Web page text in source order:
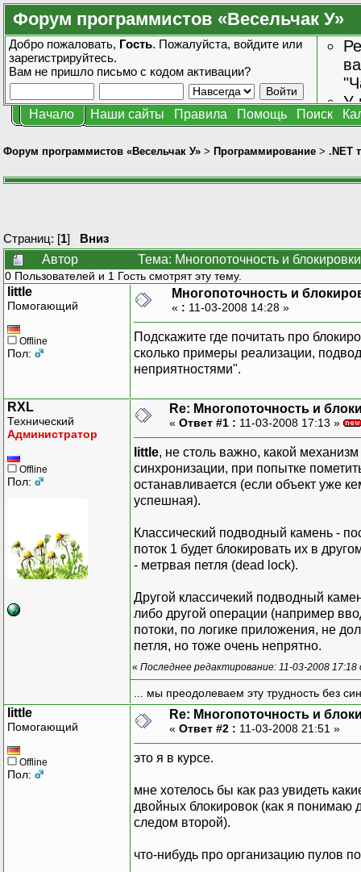
Форум программистов «Весельчак У»
Добро пожаловать, Гость. Пожалуйста, войдите или
зарегистрируйтесь.
Вам не пришло письмо с кодом активации?
У
Начало Наши сайты Правила Помощь Поиск
Форум программистов «Весельчак У» > Программирование > .NET
Страниц: [1] Вниз
Автор
Тема: Многопоточность и
0 Пользователей и 1 Гость смотрят эту тему.
little
Помогающий
Offline
Пол:
Многопоточность и
« : 11-03-2008 14:28 »
Подскажите где почитать про
сколько примеры реализации,
неприятностями".
RXL
Технический
Администратор
Offline
Пол:
Re: Многопоточность и
« Ответ #1 : 11-03-2008 17:13 »
little, не столь важно, какой
синхронизации, при попытке
останавливается (если объект уже
успешная).
Классический подводный камень -
поток 1 будет блокировать их в
- метрвая петля (dead lock).
Другой классичекий подводный
либо другой операции (например
потоки, по логике приложения, не
петля, но тоже очень непрятно.
« Последнее редактирование: 11-03-2008 17:18
... мы преодолеваем эту трудность без
little
Помогающий
Offline
Пол:
Re: Многопоточность и
« Ответ #2 : 11-03-2008 21:51 »
это я в курсе.
мне хотелось бы как раз увидеть
двойных блокировок (как я понимаю
следом второй).
что-нибудь про организацию пулов